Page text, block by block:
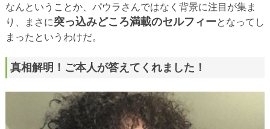
なんということか、パウラさんではなく背景に注目が集ま
り、まさに突っ込みどころ満載のセルフィーとなってし
まったというわけだ。
真相解明！ご本人が答えてくれました！